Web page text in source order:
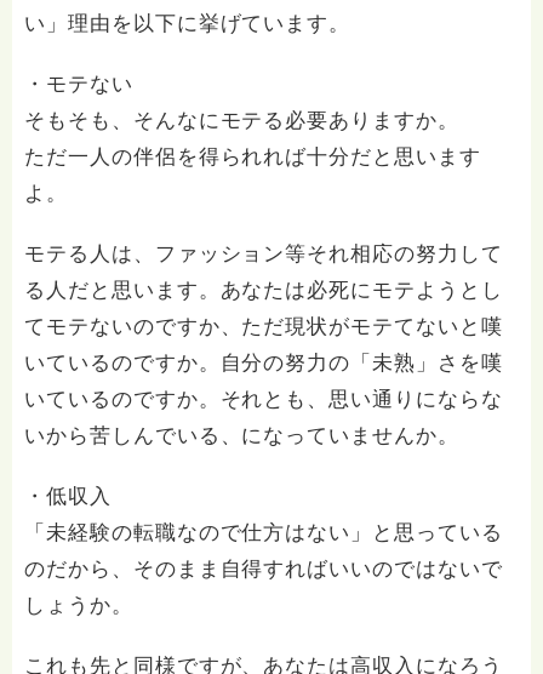
い」理由を以下に挙げています。
・モテない
そもそも、そんなにモテる必要ありますか。
ただ一人の伴侶を得られれば十分だと思います
よ。
モテる人は、ファッション等それ相応の努力して
る人だと思います。あなたは必死にモテようとし
てモテないのですか、ただ現状がモテてないと嘆
いているのですか。自分の努力の「未熟」さを嘆
いているのですか。それとも、思い通りにならな
いから苦しんでいる、になっていませんか。
・低収入
「未経験の転職なので仕方はない」と思っている
のだから、そのまま自得すればいいのではないで
しょうか。
これも先と同様ですが、あなたは高収入になろう